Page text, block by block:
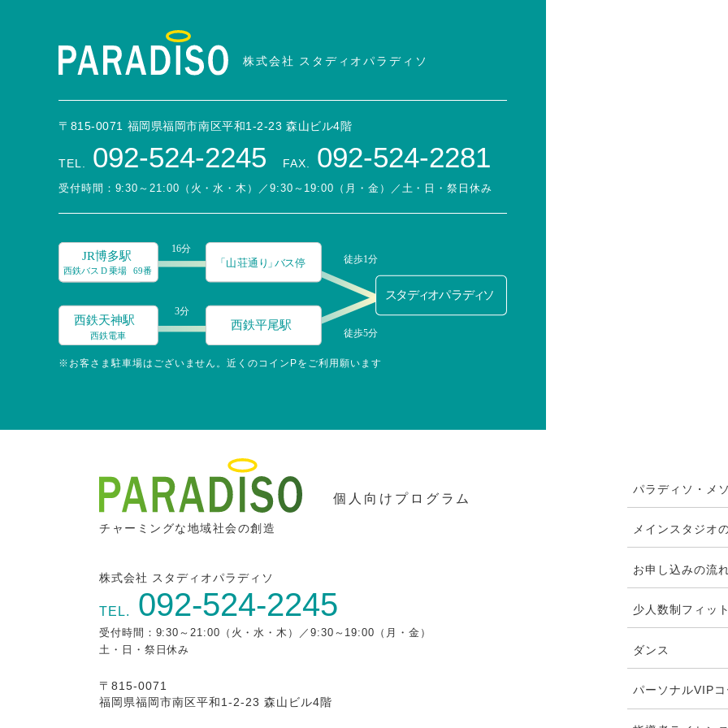
株式会社 スタディオパラディソ
〒815-0071 福岡県福岡市南区平和1-2-23 森山ビル4階
TEL. 092-524-2245 FAX. 092-524-2281
受付時間：9:30～21:00（火・水・木）／9:30～19:00（月・金） ／土・日・祭日休み
※お客さま駐車場はございません。近くのコインPをご利用願います
チャーミングな地域社会の創造
個人向けプログラム
株式会社 スタディオパラディソ
TEL. 092-524-2245
受付時間：9:30～21:00（火・水・木）／9:30～19:00（月・金）
土・日・祭日休み
〒815-0071
福岡県福岡市南区平和1-2-23 森山ビル4階
パラディソ・メ
メインスタジオ
お申し込みの流
少人数制フィッ
ダンス
パーソナルVIPコ